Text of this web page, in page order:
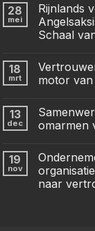
28
mei
Rijnlands
Schaal
18
mrt
motor
13
dec
omarmen
19
nov
naar